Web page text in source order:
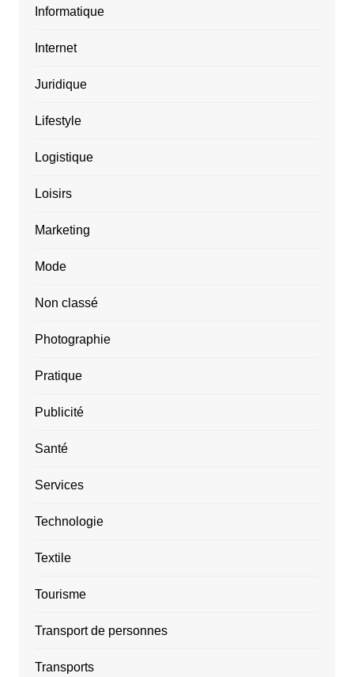
Informatique
Internet
Juridique
Lifestyle
Logistique
Loisirs
Marketing
Mode
Non classé
Photographie
Pratique
Publicité
Santé
Services
Technologie
Textile
Tourisme
Transport de personnes
Transports